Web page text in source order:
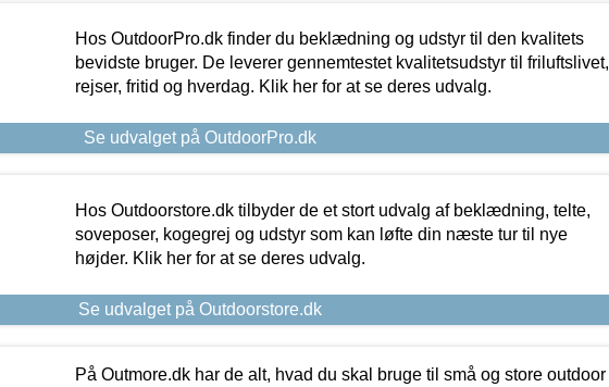
Hos OutdoorPro.dk finder du beklædning og udstyr til den kvalitets
bevidste bruger. De leverer gennemtestet kvalitetsudstyr til friluftslivet,
rejser, fritid og hverdag. Klik her for at se deres udvalg.
Se udvalget på OutdoorPro.dk
Hos Outdoorstore.dk tilbyder de et stort udvalg af beklædning, telte,
soveposer, kogegrej og udstyr som kan løfte din næste tur til nye
højder. Klik her for at se deres udvalg.
Se udvalget på Outdoorstore.dk
På Outmore.dk har de alt, hvad du skal bruge til små og store outdoor